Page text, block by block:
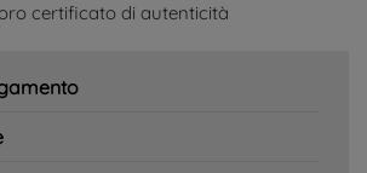
certificato di autenticità